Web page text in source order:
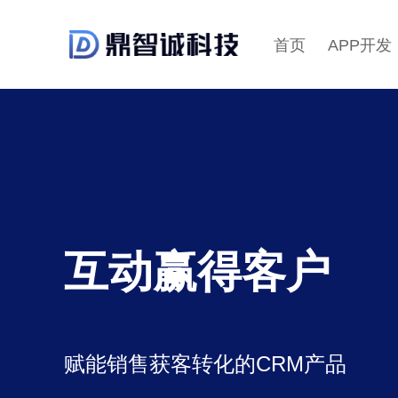
首页 APP开发
互动赢得客户
赋能销售获客转化的CRM产品